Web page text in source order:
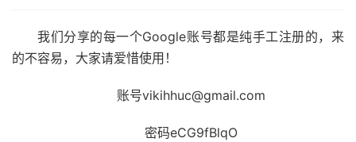
我们分享的每一个Google账号都是纯手工注册的，来
的不容易，大家请爱惜使用！
账号vikihhuc@gmail.com
密码eCG9fBlqO